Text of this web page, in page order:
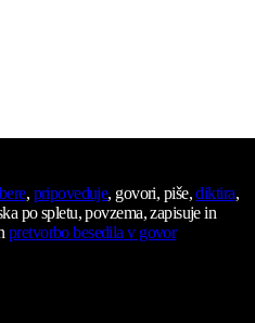
bere, pripoveduje, govori, piše,diktira,
po spletu, povzema, zapisuje in
pretvorbo besedila v govor